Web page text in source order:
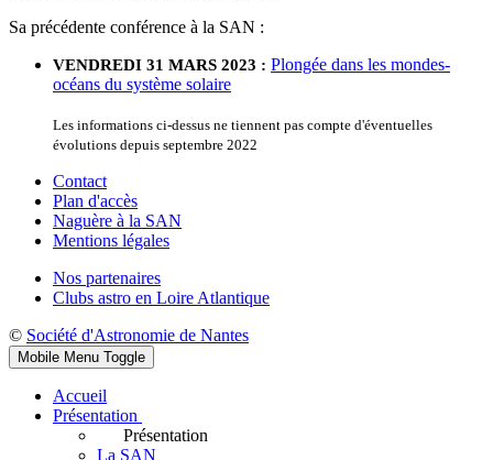
Sa précédente conférence à la SAN :
VENDREDI 31 MARS 2023 : Plongée dans les mondes-
océans du système solaire
Les informations ci-dessus ne tiennent pas compte d'éventuelles
évolutions depuis septembre 2022
Contact
Plan d'accès
Naguère à la SAN
Mentions légales
Nos partenaires
Clubs astro en Loire Atlantique
© Société d'Astronomie de Nantes
Mobile Menu Toggle
Accueil
Présentation
Présentation
La SAN